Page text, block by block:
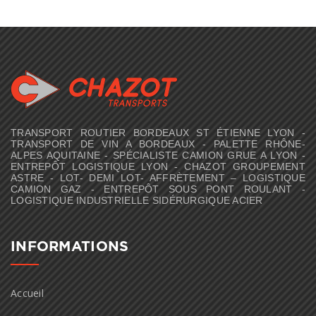
TRANSPORT ROUTIER BORDEAUX ST ÉTIENNE LYON -
TRANSPORT DE VIN A BORDEAUX - PALETTE RHÔNE-
ALPES AQUITAINE - SPÉCIALISTE CAMION GRUE A LYON -
ENTREPÔT LOGISTIQUE LYON - CHAZOT GROUPEMENT
ASTRE - LOT- DEMI LOT- AFFRÈTEMENT – LOGISTIQUE
CAMION GAZ - ENTREPÔT SOUS PONT ROULANT -
LOGISTIQUE INDUSTRIELLE SIDÉRURGIQUE ACIER
INFORMATIONS
Accueil